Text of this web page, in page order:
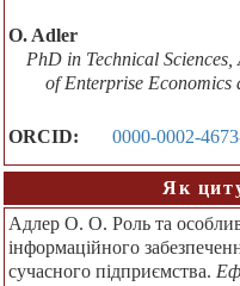
O. Adler
PhD in Technical
of Enterprise Economics
ORCID:
0000-0002-
Як
Адлер О. О. Роль та
інформаційного
сучасного підприємства.